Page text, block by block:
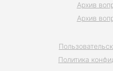
Политика
Архив
Архив